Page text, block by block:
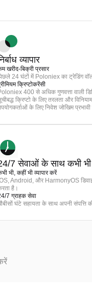
व्यापार
खरीद-बिक्री प्रसार
24 घंटों में Poloniex का ट्रेडिंग
क्रिप्टोकरेंसी
400 से अधिक गुणवत्ता वाली
क्रिप्टो के लिए तरलता और
के लिए निवेश जोखिम
7 सेवाओं के साथ कभी भी
भी, कहीं भी व्यापार करें
Android, और HarmonyOS
है।
7 ग्राहक सेवा
घंटे सहायता के साथ अपनी संपत्ति